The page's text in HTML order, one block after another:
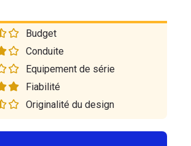
Budget
Conduite
Equipement de série
Fiabilité
Originalité du design